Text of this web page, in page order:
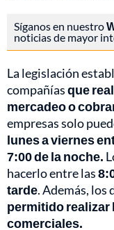
Síganos en nuestro
noticias de mayor
La legislación
compañíasque
mercadeo o
empresas solo
lunes a viernes
7:00 de la noche.
hacerlo entre las
tarde. Además, los
permitido realizar
comerciales.